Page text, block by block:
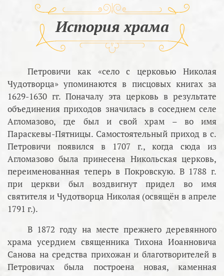
История храма
Петровичи как «село с церковью Николая
Чудотворца» упоминаются в писцовых книгах за
1629-1630 гг. Поначалу эта церковь в результате
объединения приходов значилась в соседнем селе
Агломазово, где был и свой храм – во имя
Параскевы-Пятницы. Самостоятельный приход в с.
Петровичи появился в 1707 г., когда сюда из
Агломазово была принесена Никольская церковь,
переименованная теперь в Покровскую. В 1788 г.
при церкви был воздвигнут придел во имя
святителя и Чудотворца Николая (освящён в апреле
1791 г.).
В 1872 году на месте прежнего деревянного
храма усердием священника Тихона Иоанновича
Санова на средства прихожан и благотворителей в
Петровичах была построена новая, каменная